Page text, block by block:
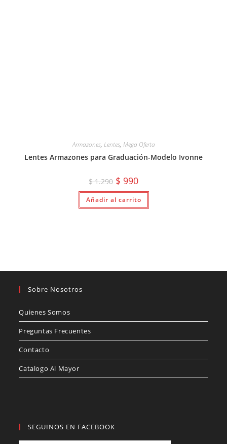
Armazones, Lentes, Mega Oferta
Lentes Armazones para Graduación-Modelo Ivonne
$1.290 El
precio
original
era:
$ 1.290.
$ 990El
actual
es:
$ 990.
Añadir al carrito
Sobre Nosotros
Quienes Somos
Preguntas Frecuentes
Contacto
Catalogo Al Mayor
SEGUINOS EN FACEBOOK